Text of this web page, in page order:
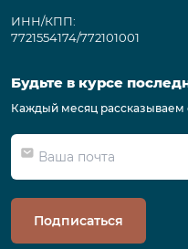
ИНН/КПП:
7721554174/772101001
Будьте в курсе
Каждый месяц рассказываем
Подписаться